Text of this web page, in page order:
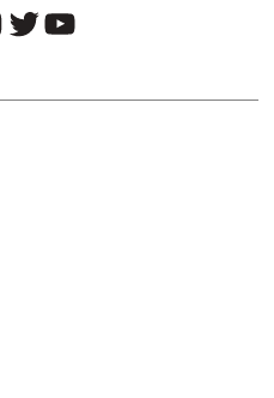
twitter youtube